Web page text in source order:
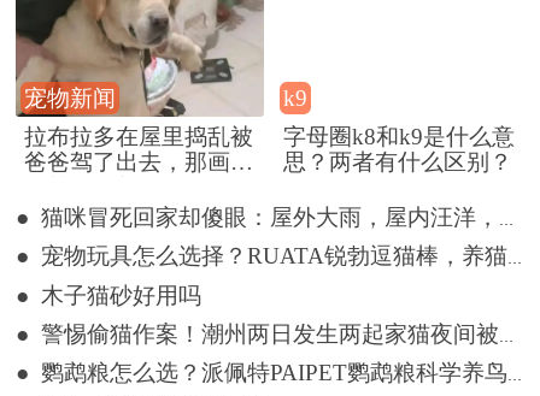
宠物新闻
拉布拉多在屋里捣乱被
爸爸驾了出去，那画面
k9
字母圈k8和k9是什么意
思？两者有什么区别？
● 猫咪冒死回家却傻眼：屋外大雨，屋内汪洋，网友：不回也罢
● 宠物玩具怎么选择？RUATA锐勃逗猫棒，养猫也能拥有桌面潮玩
● 木子猫砂好用吗
● 警惕偷猫作案！潮州两日发生两起家猫夜间被盗事件
● 鹦鹉粮怎么选？派佩特PAIPET鹦鹉粮科学养鸟优选